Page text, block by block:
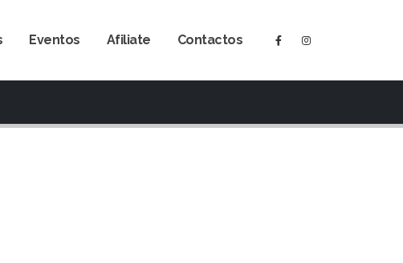
Eventos Afiliate Contactos